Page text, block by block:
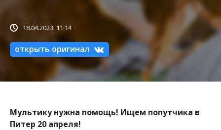
18.04.2023, 11:14
открыть оригинал
Мультику нужна помощь! Ищем попутчика в
Питер 20 апреля!